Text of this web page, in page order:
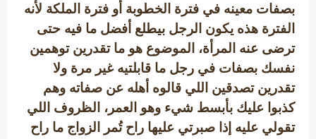
بصفات معينه في فترة الخطوبة أو فترة الملكة لأنه
الفترة هذه يكون الرجل بيطلع أفضل ما فيه حتى
ترضى عنه المرأة، الموضوع هو ما تقدرين توهمين
نفسك بصفات في رجل ما قابلتيه غير مرة ولا
تقدرين تصدقين اللي قالوه أهله عن صفاته وهم
كذبوا عليك بأبسط شيء وهو العمر، الظروف اللي
تقولي عليه إذا صبرتي عليها راح تُمر الزواج ما راح